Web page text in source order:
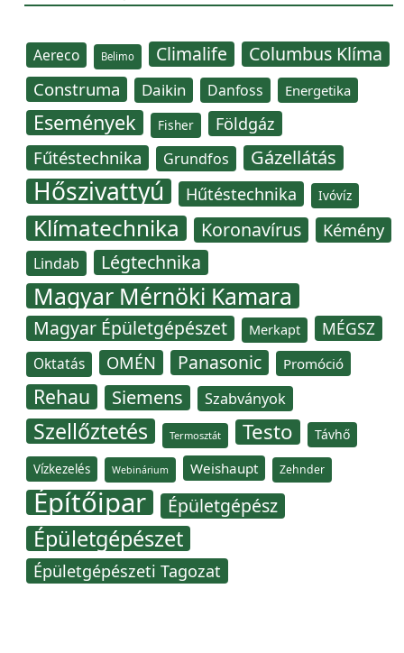
Aereco Belimo Climalife Columbus Klíma
Construma Daikin Danfoss Energetika
Események Fisher Földgáz
Fűtéstechnika Grundfos Gázellátás
Hőszivattyú Hűtéstechnika Ivóvíz
Klímatechnika Koronavírus Kémény
Lindab Légtechnika
Magyar Mérnöki Kamara
Magyar Épületgépészet Merkapt MÉGSZ
Oktatás OMÉN Panasonic Promóció
Rehau Siemens Szabványok
Szellőztetés Termosztát Testo Távhő
Vízkezelés Webinárium Weishaupt Zehnder
Építőipar Épületgépész
Épületgépészet
Épületgépészeti Tagozat